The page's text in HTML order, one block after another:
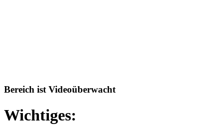
Bereich ist Videoüberwacht
Wichtiges: